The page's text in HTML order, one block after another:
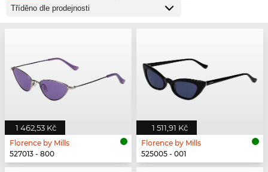
1 462,53 Kč
Florence by Mills
527013 - 800
1 511,91 Kč
Florence by Mills
525005 - 001